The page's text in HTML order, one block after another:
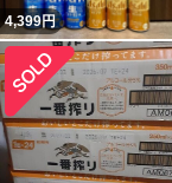
4,399円